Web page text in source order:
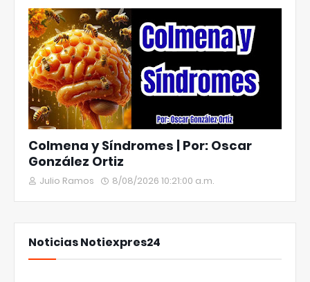
Colmena y Síndromes | Por: Oscar
González Ortiz
Julio Ramos 8/08/2026 10:21:00 a.m.
Noticias Notiexpres24